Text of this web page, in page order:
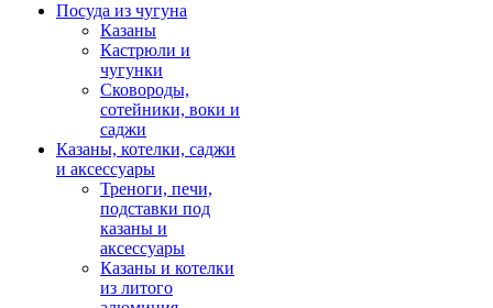
Посуда из чугуна
Казаны
Кастрюли и
чугунки
Сковороды,
сотейники, воки и
саджи
Казаны, котелки, саджи
и аксессуары
Треноги, печи,
подставки под
казаны и
аксессуары
Казаны и котелки
из литого